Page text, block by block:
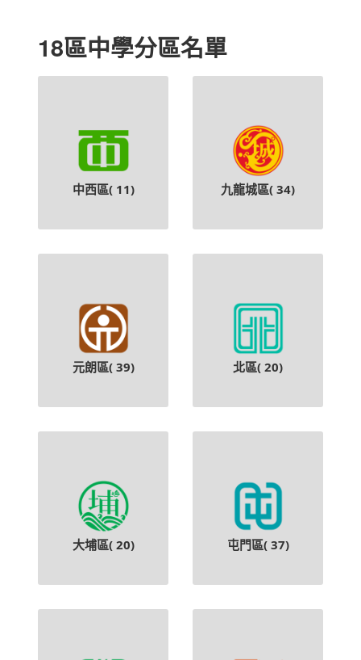
18區中學分區名單
中西區( 11) 九龍城區( 34)
元朗區( 39) 北區( 20)
大埔區( 20) 屯門區( 37)